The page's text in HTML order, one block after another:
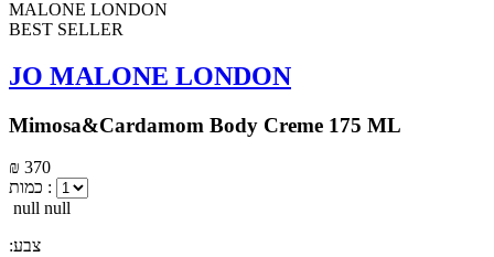
BEST SELLER
JO MALONE LONDON
Mimosa&Cardamom Body Creme 175 ML
₪ 370
כמות :
null null
:צבע